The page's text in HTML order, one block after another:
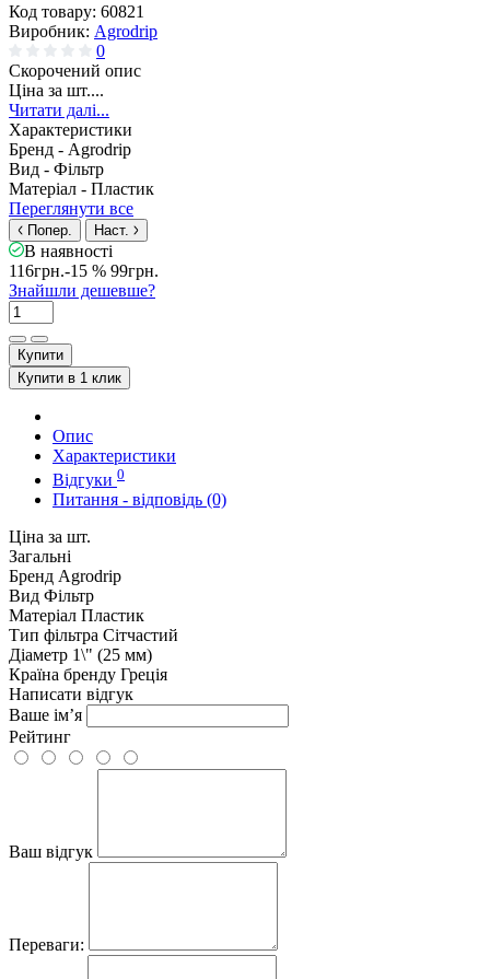
Код товару: 60821
Виробник: Agrodrip
0
Скорочений опис
Ціна за шт....
Читати далі...
Характеристики
Бренд - Agrodrip
Вид - Фільтр
Матеріал - Пластик
Переглянути все
Попер. Наст.
В наявності
116грн.-15 % 99грн.
Знайшли дешевше?
Купити
Купити в 1 клик
Опис
Характеристики
Відгуки 0
Питання - відповідь (0)
Ціна за шт.
Загальні
Бренд Agrodrip
Вид Фільтр
Матеріал Пластик
Тип фільтра Сітчастий
Діаметр 1\" (25 мм)
Країна бренду Греція
Написати відгук
Ваше ім’я
Рейтинг
Ваш відгук
Переваги: